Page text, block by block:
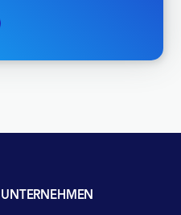
UNTERNEHMEN